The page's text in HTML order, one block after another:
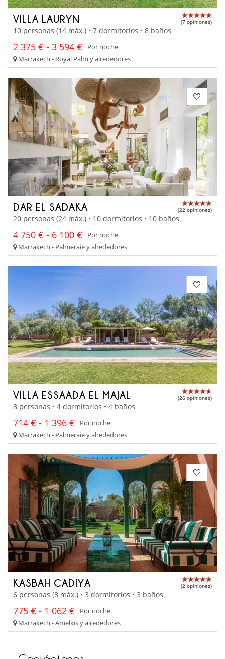
VILLA LAURYN (7 opiniones)
10 personas (14 máx.) • 7 dormitorios • 8 baños
2 375 € - 3 594 €
Por noche
Marrakech - Royal Palm y alrededores
DAR EL SADAKA (22 opiniones)
20 personas (24 máx.) • 10 dormitorios • 10 baños
4 750 € - 6 100 €
Por noche
Marrakech - Palmeraie y alrededores
VILLA ESSAADA EL MAJAL (26 opiniones)
8 personas • 4 dormitorios • 4 baños
714 € - 1 396 €
Por noche
Marrakech - Palmeraie y alrededores
KASBAH CADIYA (2 opiniones)
6 personas (8 máx.) • 3 dormitorios • 3 baños
775 € - 1 062 €
Por noche
Marrakech - Amelkis y alrededores